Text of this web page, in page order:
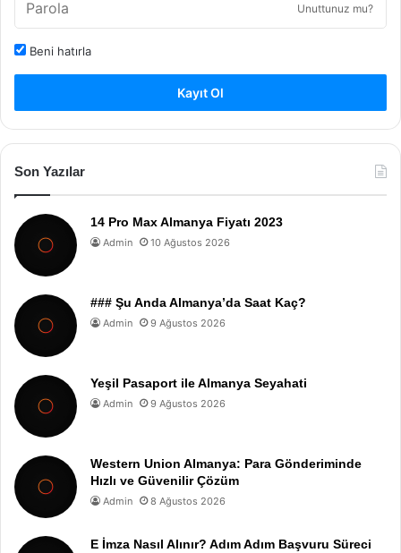
Unuttunuz mu?
Beni hatırla
Kayıt Ol
Son Yazılar
14 Pro Max Almanya Fiyatı 2023
Admin 10 Ağustos 2026
### Şu Anda Almanya’da Saat Kaç?
Admin 9 Ağustos 2026
Yeşil Pasaport ile Almanya Seyahati
Admin 9 Ağustos 2026
Western Union Almanya: Para Gönderiminde
Hızlı ve Güvenilir Çözüm
Admin 8 Ağustos 2026
E İmza Nasıl Alınır? Adım Adım Başvuru Süreci